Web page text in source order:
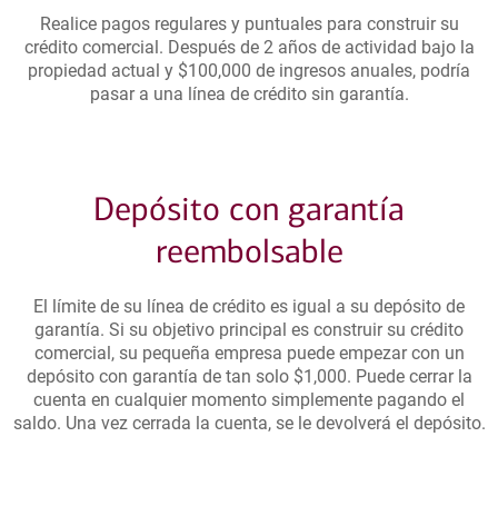
Realice pagos regulares y puntuales para construir su
crédito comercial. Después de 2 años de actividad bajo la
propiedad actual y $100,000 de ingresos anuales, podría
pasar a una línea de crédito sin garantía.
Depósito con garantía
reembolsable
El límite de su línea de crédito es igual a su depósito de
garantía. Si su objetivo principal es construir su crédito
comercial, su pequeña empresa puede empezar con un
depósito con garantía de tan solo $1,000. Puede cerrar la
cuenta en cualquier momento simplemente pagando el
saldo. Una vez cerrada la cuenta, se le devolverá el depósito.